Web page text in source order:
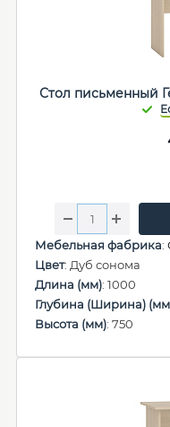
Стол письменный
Мебельная фабрика:
Цвет: Дуб сонома
Длина (мм): 1000
Глубина (Ширина)
Высота (мм): 750